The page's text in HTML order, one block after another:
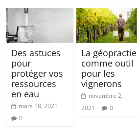
Des astuces
pour
protéger vos
ressources
en eau
mars 18, 2021
0
La géopractie
comme outil
pour les
vignerons
novembre 2,
2021
0